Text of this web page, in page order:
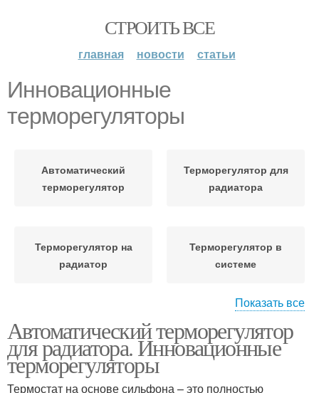
СТРОИТЬ ВСЕ
главная новости статьи
Инновационные
терморегуляторы
Автоматический
терморегулятор
Терморегулятор для
радиатора
Терморегулятор на
радиатор
Терморегулятор в
системе
датчиком
Терморегулятор для
масляного
обогревателя
Показать все
Автоматический терморегулятор
для радиатора. Инновационные
терморегуляторы
Термостат на основе сильфона – это полностью